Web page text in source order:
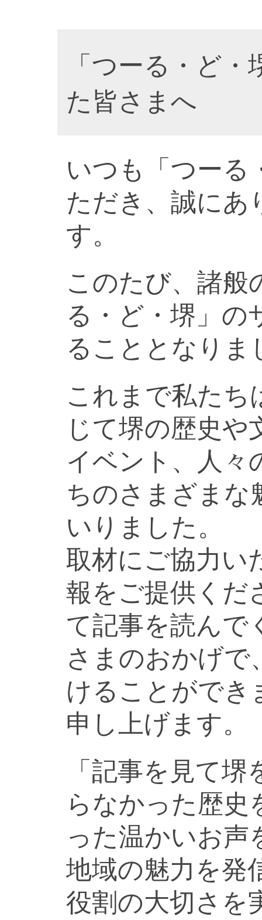
「つーる・ど
た皆さまへ
いつも「つーる
ただき、誠にあ
す。
このたび、諸般
る・ど・堺」の
ることとなりま
これまで私たち
じて堺の歴史や
イベント、人々
ちのさまざまな
いりました。
取材にご協力い
報をご提供くだ
て記事を読んで
さまのおかげで
けることができ
申し上げます。
「記事を見て
らなかった歴史
った温かいお声
地域の魅力を発
役割の大切さを